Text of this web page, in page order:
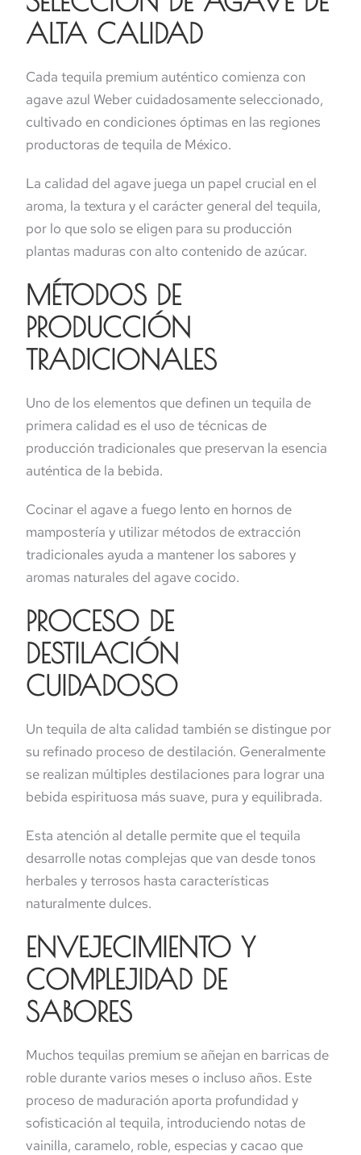
ALTA CALIDAD
Cada tequila premium auténtico comienza con
agave azul Weber cuidadosamente seleccionado,
cultivado en condiciones óptimas en las regiones
productoras de tequila de México.
La calidad del agave juega un papel crucial en el
aroma, la textura y el carácter general del tequila,
por lo que solo se eligen para su producción
plantas maduras con alto contenido de azúcar.
MÉTODOS DE
PRODUCCIÓN
TRADICIONALES
Uno de los elementos que definen un tequila de
primera calidad es el uso de técnicas de
producción tradicionales que preservan la esencia
auténtica de la bebida.
Cocinar el agave a fuego lento en hornos de
mampostería y utilizar métodos de extracción
tradicionales ayuda a mantener los sabores y
aromas naturales del agave cocido.
PROCESO DE
DESTILACIÓN
CUIDADOSO
Un tequila de alta calidad también se distingue por
su refinado proceso de destilación. Generalmente
se realizan múltiples destilaciones para lograr una
bebida espirituosa más suave, pura y equilibrada.
Esta atención al detalle permite que el tequila
desarrolle notas complejas que van desde tonos
herbales y terrosos hasta características
naturalmente dulces.
ENVEJECIMIENTO Y
COMPLEJIDAD DE
SABORES
Muchos tequilas premium se añejan en barricas de
roble durante varios meses o incluso años. Este
proceso de maduración aporta profundidad y
sofisticación al tequila, introduciendo notas de
vainilla, caramelo, roble, especias y cacao que